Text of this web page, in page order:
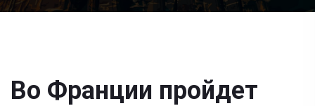
Во Франции пройдет